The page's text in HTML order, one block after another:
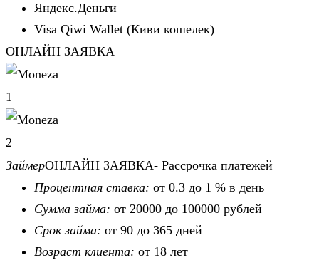
Яндекс.Деньги
Visa Qiwi Wallet (Киви кошелек)
ОНЛАЙН ЗАЯВКА
1
2
ЗаймерОНЛАЙН ЗАЯВКА- Рассрочка платежей
Процентная ставка: от 0.3 до 1 % в день
Сумма займа: от 20000 до 100000 рублей
Срок займа: от 90 до 365 дней
Возраст клиента: от 18 лет